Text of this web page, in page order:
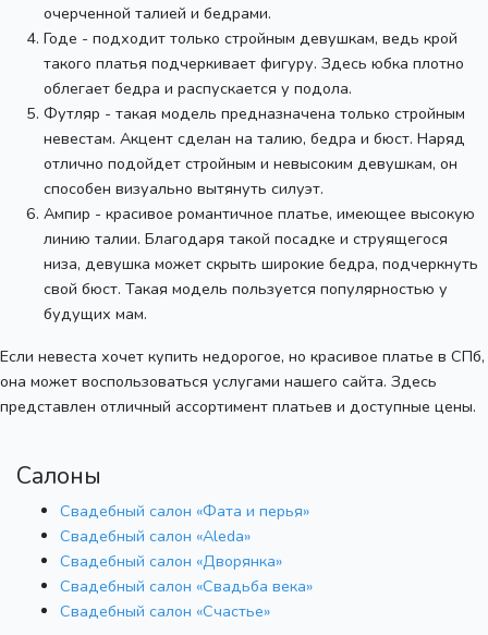
очерченной талией и бедрами.
Годе - подходит только стройным девушкам, ведь крой
такого платья подчеркивает фигуру. Здесь юбка плотно
облегает бедра и распускается у подола.
Футляр - такая модель предназначена только стройным
невестам. Акцент сделан на талию, бедра и бюст. Наряд
отлично подойдет стройным и невысоким девушкам, он
способен визуально вытянуть силуэт.
Ампир - красивое романтичное платье, имеющее высокую
линию талии. Благодаря такой посадке и струящегося
низа, девушка может скрыть широкие бедра, подчеркнуть
свой бюст. Такая модель пользуется популярностью у
будущих мам.
Если невеста хочет купить недорогое, но красивое платье в СПб,
она может воспользоваться услугами нашего сайта. Здесь
представлен отличный ассортимент платьев и доступные цены.
Салоны
Свадебный салон «Фата и перья»
Свадебный салон «Aleda»
Свадебный салон «Дворянка»
Свадебный салон «Свадьба века»
Свадебный салон «Счастье»